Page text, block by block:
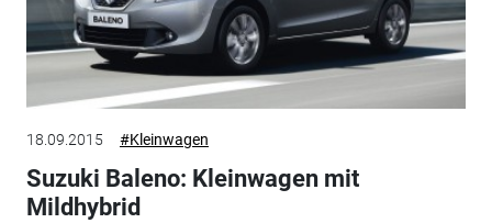
18.09.2015 #Kleinwagen
Suzuki Baleno: Kleinwagen mit
Mildhybrid